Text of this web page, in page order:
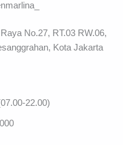
No.27, RT.03 RW.06,
Kota Jakarta
22.00)